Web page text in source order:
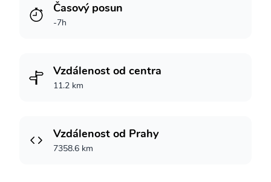
Časový posun
-7h
Vzdálenost od centra
11.2 km
Vzdálenost od Prahy
7358.6 km